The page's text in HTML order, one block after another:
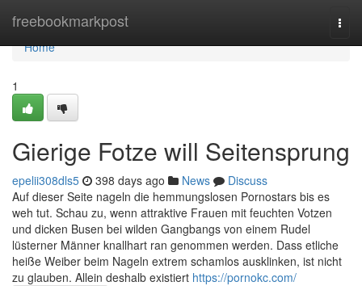
freebookmarkpost
Home
Home
1
Gierige Fotze will Seitensprung
epelii308dls5 398 days ago News
Discuss
Auf dieser Seite nageln die hemmungslosen Pornostars bis es
weh tut. Schau zu, wenn attraktive Frauen mit feuchten Votzen
und dicken Busen bei wilden Gangbangs von einem Rudel
lüsterner Männer knallhart ran genommen werden. Dass etliche
heiße Weiber beim Nageln extrem schamlos ausklinken, ist nicht
zu glauben. Allein deshalb existiert https://pornokc.com/